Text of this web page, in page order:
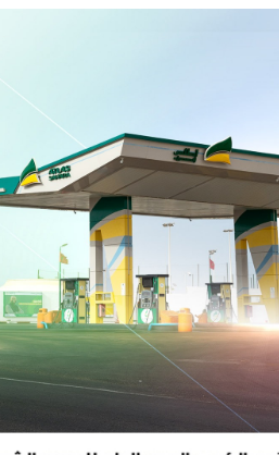
في كوتونو ببصمة مغربية
للإعلام والتحول الرقمي بإسطنبول
الشباب من قيادة المرحلة 17:38 المحامي
15:26الدورة الأولى لـمهرجان
سطات تجري عمليات تنظيف وصيانة شبكة